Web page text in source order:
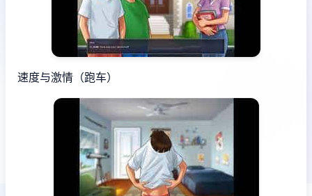
速度与激情（跑车）